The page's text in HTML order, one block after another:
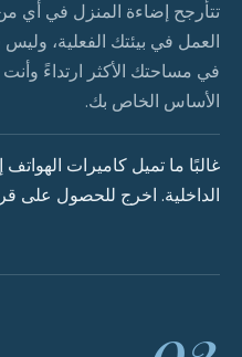
تتأرجح إضاءة المنزل في أي
العمل في بيئتك الفعلية،
في مساحتك الأكثر ارتداءً
الأساس الخاص بك.
غالبًا ما تميل كاميرات
الداخلية. اخرج للحصول على